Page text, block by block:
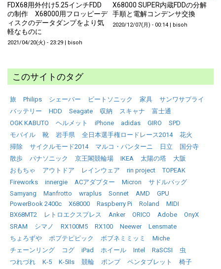
FDX68用外付け5.25インチFDD
の制作 X68000用フロッピーデ
ィスクのデータダンプをより気
軽なものに
2021/04/20(火) - 23:29 | bisoh
X68000 SUPER内蔵FDDの分解
手順と電解コンデンサ交換
2020/12/07(月) - 00:14 | bisoh
このサイトのタグ
旅 Philips シェーバー ビートソニック 家具
サンワサプライ
バッテリー
HDD Seagate 収納 スキャナ
富士通
OGK KABUTO
ヘルメット iPhone adidas GIRO
SPD
モバイル
靴 岩手県 全日本選手権ロードレース2014
花火
掃除
サイクルモード2014 マルコ・パンターニ 日立
国分寺
散歩
パナソニック 京王閣競輪場 IKEA 太陽の塔
大阪
おもちゃ
アウトドア レインウェア rin project
TOPEAK
Fireworks
innergie ACアダプター Micron
サドルバッグ
Samyang
Manfrotto wraplus Sonnet AMD
GPU
PowerBook 2400c
X68000 Raspberry Pi Roland
MIDI
BX68MT2
レトロエクスプレス Anker ORICO Adobe
OnyX
SRAM
シマノ RX100M5 RX100 Neewer
Lensmate
ちょろずや
ポプテピピック ボブネミミッミ
Miche
チェーンリング
コグ iPad ホイール Intel RaSCSI
虫
つれづれ
K-5 K-5IIs 競輪 ポンプ ペンタブレット
椅子